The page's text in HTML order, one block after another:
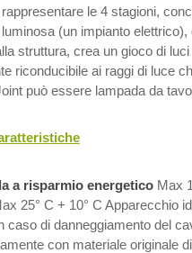
le 4 stagioni,
luminosa (un impianto
struttura, crea un gioco di
riconducibile ai raggi di luce
può essere lampada da
a risparmio energetico Max
25° C + 10° C Apparecchio
caso di danneggiamento del
con materiale originale